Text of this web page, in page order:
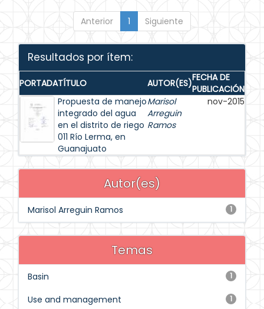
Anterior 1 Siguiente
Resultados por ítem:
PORTADATÍTULO AUTOR(ES)FECHA DE
PUBLICACIÓN
Propuesta de manejo
integrado del agua
en el distrito de riego
011 Río Lerma, en
Guanajuato
Marisol
Arreguin
Ramos
nov-2015
Autor(es)
1
Marisol Arreguin Ramos
Temas
1
Basin
1
Use and management